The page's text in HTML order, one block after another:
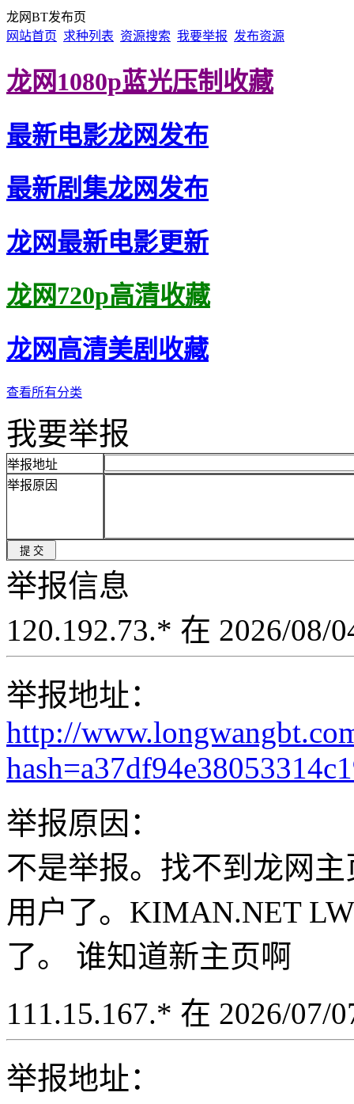
龙网BT发布页
网站首页 求种列表 资源搜索 我要举报 发布资源
龙网1080p蓝光压制收藏
最新电影龙网发布
最新剧集龙网发布
龙网最新电影更新
龙网720p高清收藏
龙网高清美剧收藏
查看所有分类
我要举报
举报地址
举报原因
举报信息
120.192.73.* 在 2026/08/
举报地址：
http://
举报原因：
不是举报。找不到龙网
用户了。KIMAN.NET
了。 谁知道新主页啊
111.15.167.* 在 2026/07/
举报地址：